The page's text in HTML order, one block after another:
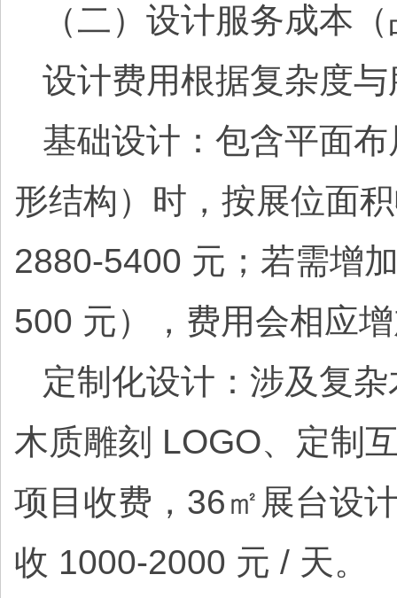
（二）设计服务成本
设计费用根据复杂度
基础设计：包含平面
形结构）时，按展位面
2880-5400 元；若需增
500 元），费用会相应
定制化设计：涉及复
木质雕刻 LOGO、定制
项目收费，36㎡展台设
收 1000-2000 元 / 天。